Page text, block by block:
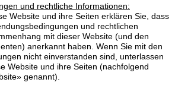
und rechtliche Informationen:
Website und ihre Seiten erklären Sie, dass
und rechtlichen
mit dieser Website (und den
anerkannt haben. Wenn Sie mit den
nicht einverstanden sind, unterlassen
Website und ihre Seiten (nachfolgend
genannt).